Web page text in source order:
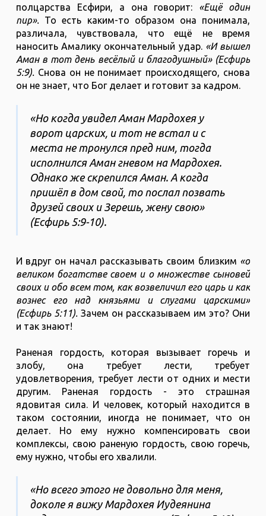
полцарства Есфири, а она говорит: «Ещё один
пир». То есть каким-то образом она понимала,
различала, чувствовала, что ещё не время
наносить Амалику окончательный удар. «И вышел
Аман в тот день весёлый и благодушный» (Есфирь
5:9). Снова он не понимает происходящего, снова
он не знает, что Бог делает и готовит за кадром.
«Но когда увидел Аман Мардохея у
ворот царских, и тот не встал и с
места не тронулся пред ним, тогда
исполнился Аман гневом на Мардохея.
Однако же скрепился Аман. А когда
пришёл в дом свой, то послал позвать
друзей своих и Зерешь, жену свою»
(Есфирь 5:9-10).
И вдруг он начал рассказывать своим близким «о
великом богатстве своем и о множестве сыновей
своих и обо всем том, как возвеличил его царь и как
вознес его над князьями и слугами царскими»
(Есфирь 5:11).Зачем он рассказываем им это? Они
и так знают!
Раненая гордость, которая вызывает горечь и
злобу, она требует лести, требует
удовлетворения, требует лести от одних и мести
другим. Раненая гордость - это страшная
ядовитая сила. И человек, который находится в
таком состоянии, иногда не понимает, что он
делает. Но ему нужно компенсировать свои
комплексы, свою раненую гордость, свою горечь,
ему нужно, чтобы его хвалили.
«Но всего этого не довольно для меня,
доколе я вижу Мардохея Иудеянина